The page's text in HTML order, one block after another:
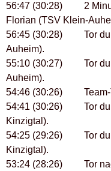
56:47 (30:28) 2
Florian (TSV Klein-
56:45 (30:28) Tor
Auheim).
55:10 (30:27) Tor
Auheim).
54:46 (30:26) Team-
54:41 (30:26) Tor
Kinzigtal).
54:25 (29:26) Tor
Kinzigtal).
53:24 (28:26) Tor